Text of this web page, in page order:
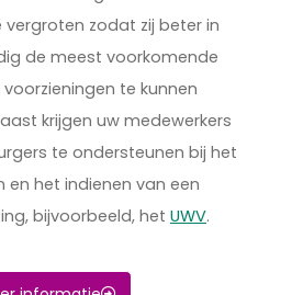
vergroten zodat zij beter in
de meest voorkomende
te kunnen
krijgen uw medewerkers
te ondersteunen bij het
en het indienen van een
bijvoorbeeld, het UWV.